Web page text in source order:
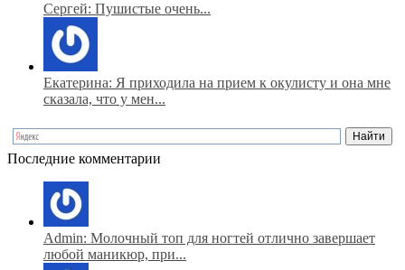
Сергей: Пушистые очень...
Екатерина: Я приходила на прием к окулисту и она мне
сказала, что у мен...
Последние комментарии
Admin: Молочный топ для ногтей отлично завершает
любой маникюр, при...